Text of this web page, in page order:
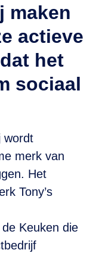
maken
actieve
het
sociaal
wordt
merk van
Het
Tony’s
Keuken die